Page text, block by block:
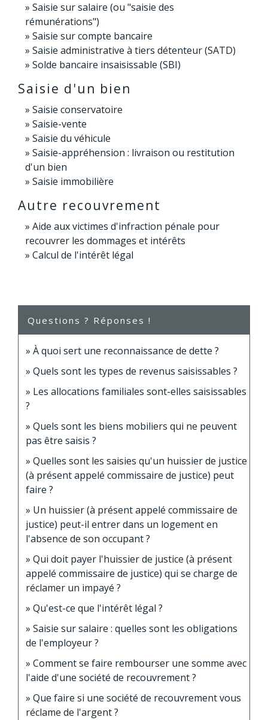
Saisie sur salaire (ou "saisie des
rémunérations")
Saisie sur compte bancaire
Saisie administrative à tiers détenteur (SATD)
Solde bancaire insaisissable (SBI)
Saisie d'un bien
Saisie conservatoire
Saisie-vente
Saisie du véhicule
Saisie-appréhension : livraison ou restitution
d'un bien
Saisie immobilière
Autre recouvrement
Aide aux victimes d'infraction pénale pour
recouvrer les dommages et intérêts
Calcul de l'intérêt légal
Questions ? Réponses !
À quoi sert une reconnaissance de dette ?
Quels sont les types de revenus saisissables ?
Les allocations familiales sont-elles saisissables
?
Quels sont les biens mobiliers qui ne peuvent
pas être saisis ?
Quelles sont les saisies qu'un huissier de justice
(à présent appelé commissaire de justice) peut
faire ?
Un huissier (à présent appelé commissaire de
justice) peut-il entrer dans un logement en
l'absence de son occupant ?
Qui doit payer l'huissier de justice (à présent
appelé commissaire de justice) qui se charge de
réclamer un impayé ?
Qu'est-ce que l'intérêt légal ?
Saisie sur salaire : quelles sont les obligations
de l'employeur ?
Comment se faire rembourser une somme avec
l'aide d'une société de recouvrement ?
Que faire si une société de recouvrement vous
réclame de l'argent ?